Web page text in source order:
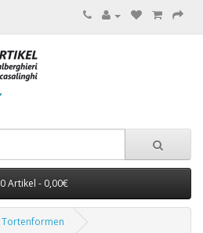
0 Artikel - 0,00€
Tortenformen